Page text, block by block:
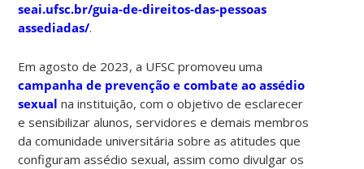
seai.ufsc.br/guia-de-direitos-das-pessoas
assediadas/.
Em agosto de 2023, a UFSC promoveu uma
campanha de prevenção e combate ao assédio
sexual na instituição, com o objetivo de esclarecer
e sensibilizar alunos, servidores e demais membros
da comunidade universitária sobre as atitudes que
configuram assédio sexual, assim como divulgar os